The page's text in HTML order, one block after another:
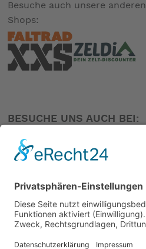
Besuche auch unsere
Shops:
BESUCHE UNS AUCH BEI: